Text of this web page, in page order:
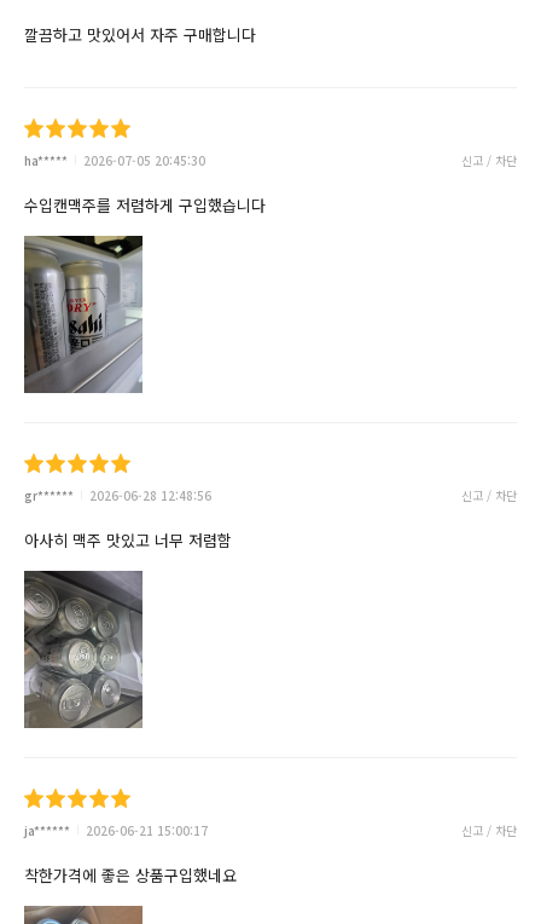
깔끔하고 맛있어서 자주 구매합니다
ha***** 2026-07-05 20:45:30 신고 / 차단
수입캔맥주를 저렴하게 구입했습니다
gr****** 2026-06-28 12:48:56 신고 / 차단
아사히 맥주 맛있고 너무 저렴함
ja****** 2026-06-21 15:00:17 신고 / 차단
착한가격에 좋은 상품구입했네요